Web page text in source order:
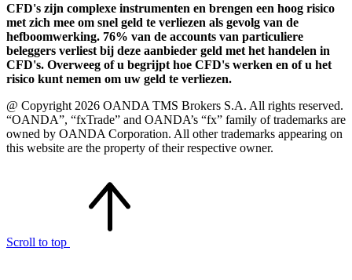
CFD's zijn complexe instrumenten en brengen een hoog risico
met zich mee om snel geld te verliezen als gevolg van de
hefboomwerking. 76% van de accounts van particuliere
beleggers verliest bij deze aanbieder geld met het handelen in
CFD's. Overweeg of u begrijpt hoe CFD's werken en of u het
risico kunt nemen om uw geld te verliezen.
@ Copyright 2026 OANDA TMS Brokers S.A. All rights reserved.
“OANDA”, “fxTrade” and OANDA’s “fx” family of trademarks are
owned by OANDA Corporation. All other trademarks appearing on
this website are the property of their respective owner.
Scroll to top